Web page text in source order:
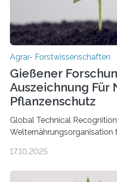
Agrar- Forstwissenschaften
Gießener
Auszeichnung Für
Pflanzenschutz
Global Technical
Welternährungsorganisation
Insektenbiotechnologie der
aber Krankheiten
17.10.2025